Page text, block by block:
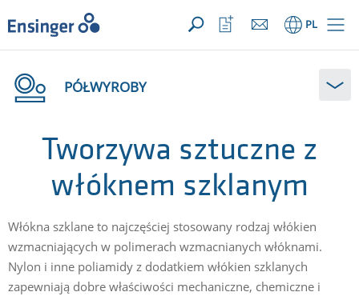
TWOJE ZAPYTANIE ({{productCount}} produkty)
OTWÓRZ
Strona
główna
PL
Otwórz
listę
ulubionych
PÓŁWYROBY
Tworzywa sztuczne z
włóknem szklanym
Włókna szklane to najczęściej stosowany rodzaj włókien
wzmacniających w polimerach wzmacnianych włóknami.
Nylon i inne poliamidy z dodatkiem włókien szklanych
zapewniają dobre właściwości mechaniczne, chemiczne i